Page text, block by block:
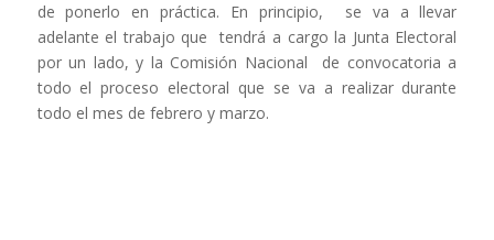
de ponerlo en práctica. En principio, se va a llevar
adelante el trabajo que tendrá a cargo la Junta Electoral
por un lado, y la Comisión Nacional de convocatoria a
todo el proceso electoral que se va a realizar durante
todo el mes de febrero y marzo.